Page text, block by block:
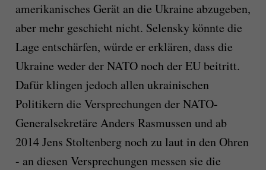
amerikanisches Gerät an die Ukraine abzugeben,
aber mehr geschieht nicht. Selensky könnte die
Lage entschärfen, würde er erklären, dass die
Ukraine weder der NATO noch der EU beitritt.
Dafür klingen jedoch allen ukrainischen
Politikern die Versprechungen der NATO-
Generalsekretäre Anders Rasmussen und ab
2014 Jens Stoltenberg noch zu laut in den Ohren
- an diesen Versprechungen messen sie die